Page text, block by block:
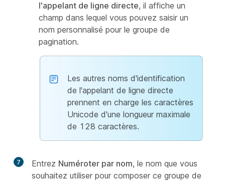
l'appelant de ligne directe, il affiche un
champ dans lequel vous pouvez saisir un
nom personnalisé pour le groupe de
pagination.
Les autres noms d'identification
de l'appelant de ligne directe
prennent en charge les caractères
Unicode d'une longueur maximale
de 128 caractères.
7 Entrez Numéroter par nom, le nom que vous
souhaitez utiliser pour composer ce groupe de